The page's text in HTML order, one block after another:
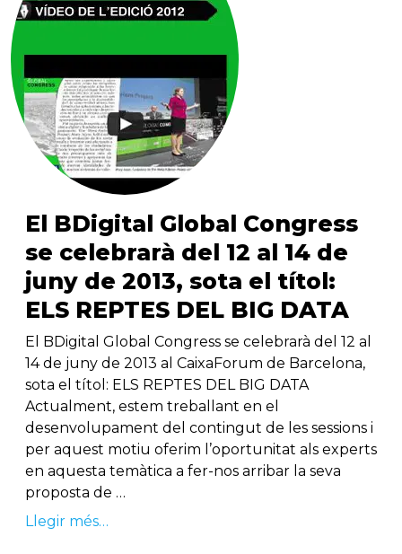
El BDigital Global Congress
se celebrarà del 12 al 14 de
juny de 2013, sota el títol:
ELS REPTES DEL BIG DATA
El BDigital Global Congress se celebrarà del 12 al
14 de juny de 2013 al CaixaForum de Barcelona,
sota el títol: ELS REPTES DEL BIG DATA
Actualment, estem treballant en el
desenvolupament del contingut de les sessions i
per aquest motiu oferim l’oportunitat als experts
en aquesta temàtica a fer-nos arribar la seva
proposta de …
Llegir més…